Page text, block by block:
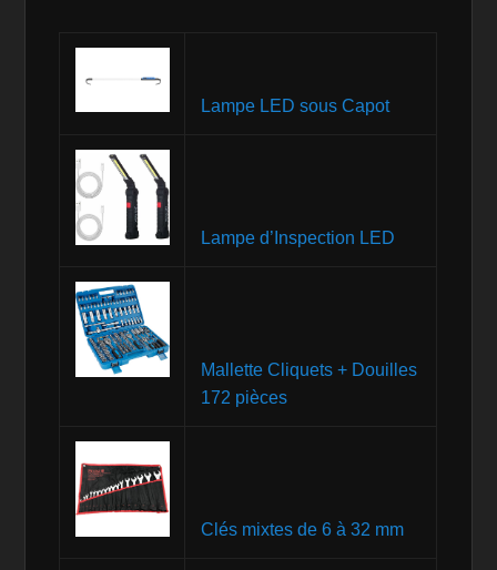
Lampe LED sous Capot
Lampe d’Inspection LED
Mallette Cliquets + Douilles
172 pièces
Clés mixtes de 6 à 32 mm